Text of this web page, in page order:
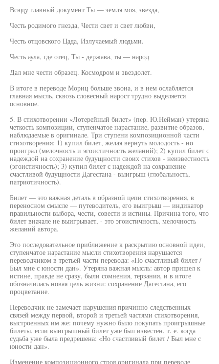
Всюду главный документ Ты — земля моя, звезда,
Честь родимого гнезда, Чести свет и свет любви,
Честь отцовского Цада, Излучаемый людьми.
Честь аула, где отец, Ты - держава, ты — народ
Дал мне чести образец. Космодром и звездолет.
В итоге в переводе Мориц больше звона, и в нем ослабляется
главная мысль, сквозь словесный нарост трудно выделяется
основное.
5. В стихотворении «Лотерейный билет» (пер. Ю.Нейман) утеряна
четкость композиции, ступенчатое нарастание, развитие образов,
наблюдаемые в оригинале. Три ступени композиционной части
стихотворения: 1) купил билет, желая вернуть молодость - но
проиграл (мелочность и эгоистичность желаний); 2) купил билет с
надеждой на сохранение будущности своих стихов - неизвестность
(эгоистичность); 3) купил билет с надеждой на сохранение
счастливой будущности Дагестана - выигрыш (глобальность,
патриотичность).
Билет — это важная деталь в образной цепи стихотворения, в
переносном смысле — путеводитель, его выигрыш — индикатор
правильности выбора, чести, совести и истины. Причина того, что
билет вначале не выигрывает, - это эгоистичность, мелочность
желаний автора.
Это последовательное приближение к раскрытию основной идеи,
ступенчатое нарастание мысли стихотворения нарушается
переводчиком в третьей части перевода: «Но счастливый билет /
Был мне с юности дан». Утеряна важная мысль: автор пришел к
истине, правде не сразу, были сомнения, терзания, и в итоге
обозначилась новая цель жизни: сохранение Дагестана, его
процветание.
Переводчик не замечает нарушения причинно-следственных
связей между первой, второй и третьей частями стихотворения,
выстроенных им же: почему нужно было покупать проигрышные
билеты, если выигрышный билет уже был известен, т. е. когда
судьба уже была предрешена: «Но счастливый билет / Был мне с
юности дан».
Изменение композиционного строя оригинала при переводе